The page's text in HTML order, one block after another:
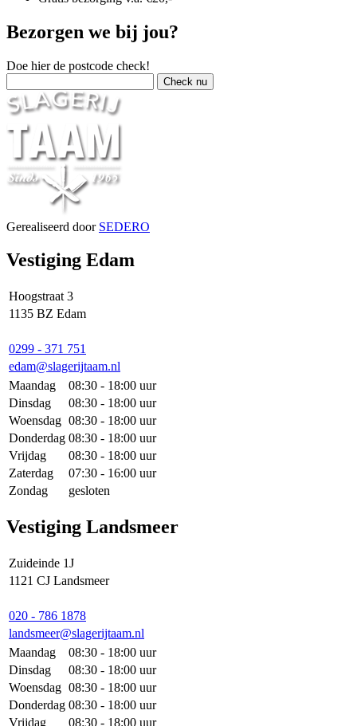
Bezorgen we bij jou?
Doe hier de postcode check!
Gerealiseerd door SEDERO
Vestiging Edam
Hoogstraat 3
1135 BZ Edam
0299 - 371 751
edam@slagerijtaam.nl
Maandag
08:30 - 18:00 uur
Dinsdag
08:30 - 18:00 uur
Woensdag 08:30 - 18:00 uur
Donderdag 08:30 - 18:00 uur
Vrijdag
08:30 - 18:00 uur
Zaterdag
07:30 - 16:00 uur
Zondag
gesloten
Vestiging Landsmeer
Zuideinde 1J
1121 CJ Landsmeer
020 - 786 1878
landsmeer@slagerijtaam.nl
Maandag
08:30 - 18:00 uur
Dinsdag
08:30 - 18:00 uur
Woensdag 08:30 - 18:00 uur
Donderdag 08:30 - 18:00 uur
Vrijdag
08:30 - 18:00 uur